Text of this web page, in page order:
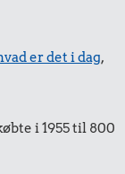
er det i dag,
i 1955 til 800